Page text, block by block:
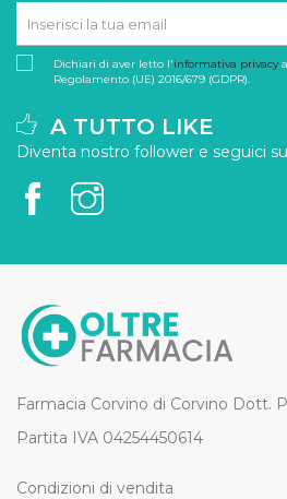
Dichiari di aver letto l'informativa privacy
Regolamento (UE) 2016/679 (GDPR).
A TUTTO LIKE
Diventa nostro follower e seguici
Farmacia Corvino di Corvino Dott.
Partita IVA 04254450614
Condizioni di vendita